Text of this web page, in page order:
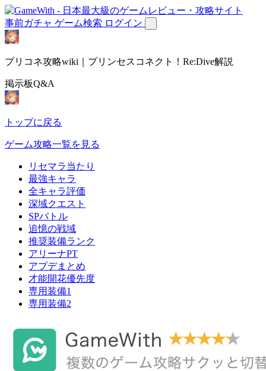
事前ガチャ ゲーム検索 ログイン
プリコネ攻略wiki｜プリンセスコネクト！Re:Dive解説
掲示板Q&A
トップに戻る
ゲーム攻略一覧を見る
リセマラ当たり
最強キャラ
全キャラ評価
深域クエスト
SPバトル
追憶の戦域
推奨装備ランク
アリーナPT
アプデまとめ
才能開花優先度
専用装備1
専用装備2